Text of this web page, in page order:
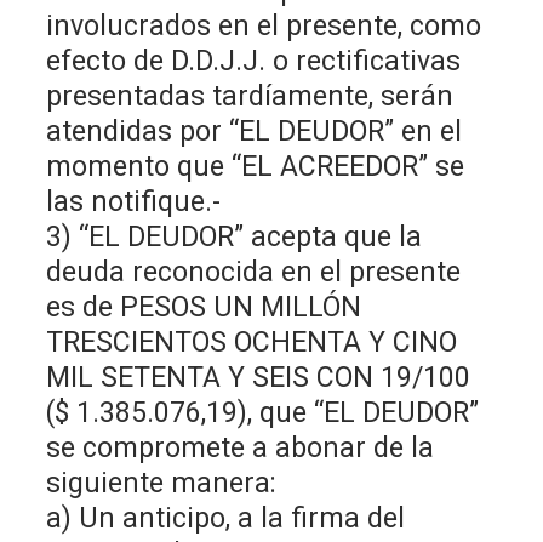
involucrados en el presente, como
efecto de D.D.J.J. o rectificativas
presentadas tardíamente, serán
atendidas por “EL DEUDOR” en el
momento que “EL ACREEDOR” se
las notifique.-
3) “EL DEUDOR” acepta que la
deuda reconocida en el presente
es de PESOS UN MILLÓN
TRESCIENTOS OCHENTA Y CINO
MIL SETENTA Y SEIS CON 19/100
($ 1.385.076,19), que “EL DEUDOR”
se compromete a abonar de la
siguiente manera:
a) Un anticipo, a la firma del